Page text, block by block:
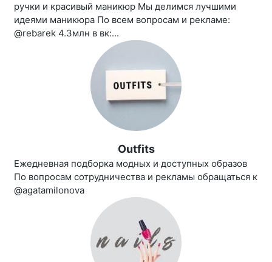
ручки и красивый маникюр Мы делимся лучшими
идеями маникюра По всем вопросам и рекламе:
@rebarek 4.3млн в вк:...
Outfits
Ежедневная подборка модных и доступных образов
По вопросам сотрудничества и рекламы обращаться к
@agatamilonova